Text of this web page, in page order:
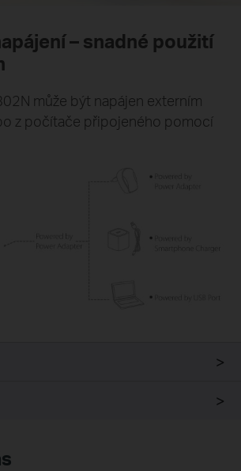
– snadné použití
může být napájen externím
z počítače připojeného pomocí